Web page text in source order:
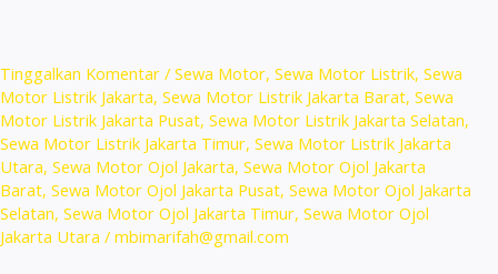
Jam
Terpercaya!
Tinggalkan Komentar / Sewa Motor, Sewa Motor Listrik, Sewa
Motor Listrik Jakarta, Sewa Motor Listrik Jakarta Barat, Sewa
Motor Listrik Jakarta Pusat, Sewa Motor Listrik Jakarta Selatan,
Sewa Motor Listrik Jakarta Timur, Sewa Motor Listrik Jakarta
Utara, Sewa Motor Ojol Jakarta, Sewa Motor Ojol Jakarta
Barat, Sewa Motor Ojol Jakarta Pusat, Sewa Motor Ojol Jakarta
Selatan, Sewa Motor Ojol Jakarta Timur, Sewa Motor Ojol
Jakarta Utara / mbimarifah@gmail.com